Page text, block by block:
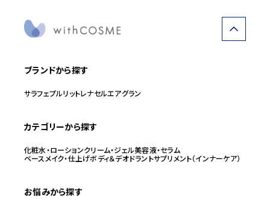
ブランドから探す
サラフェプルリットレナセルエアグラン
カテゴリーから探す
化粧水・ローションクリーム・ジェル美容液・セラム
ベースメイク・仕上げボディ＆デオドラントサプリメント（インナーケア）
お悩みから探す